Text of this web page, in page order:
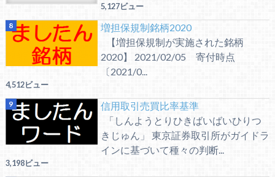
5,127ビュー
増担保規制銘柄2020
【増担保規制が実施された銘柄
2020】 2021/02/05 寄付時点
〔2021/0...
4,512ビュー
信用取引売買比率基準
「しんようとりひきばいばいひりつ
きじゅん」 東京証券取引所がガイドラ
インに基づいて種々の判断...
3,198ビュー